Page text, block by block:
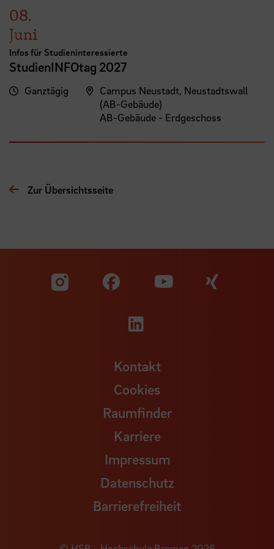
08.
Juni
Infos für Studieninteressierte
StudienINFOtag 2027
Ganztägig
Campus Neustadt, Neustadtswall
(AB-Gebäude)
AB-Gebäude - Erdgeschoss
Zur Übersichtsseite
Zu unserer Facebook
Zu
Zu unserer
Kontakt
Cookies
Raumfinder
Karriere
Impressum
Datenschutz
Barrierefreiheit